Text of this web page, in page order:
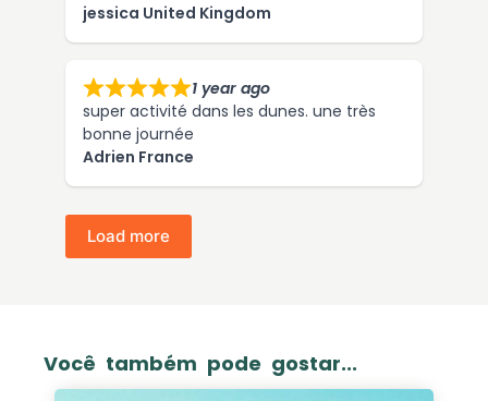
jessica United Kingdom
1 year ago
super activité dans les dunes. une très
bonne journée
Adrien France
Load more
Você também pode gostar...